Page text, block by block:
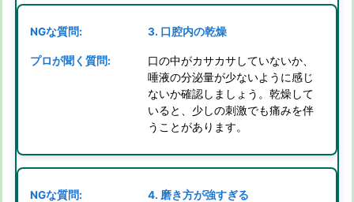
3. 口腔内の乾燥
口の中がカサカサしていないか、
唾液の分泌量が少ないように感じ
ないか確認しましょう。乾燥して
いると、少しの刺激でも痛みを伴
うことがあります。
4. 磨き方が強すぎる